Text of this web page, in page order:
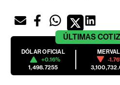
ÚLTIMAS
DÓLAR OFICIAL
+0.16%
1,498.7255
MERVAL
-